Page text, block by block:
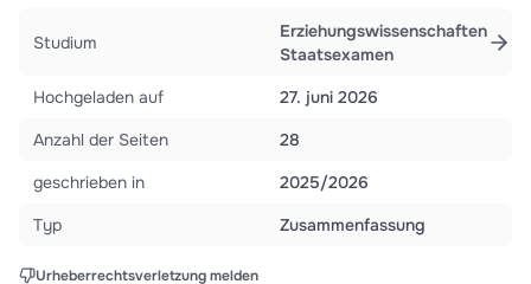
Studium
Erziehungswissenschaften
Staatsexamen
Hochgeladen auf
27. juni 2026
Anzahl der Seiten
28
geschrieben in
2025/2026
Typ
Zusammenfassung
Urheberrechtsverletzung melden